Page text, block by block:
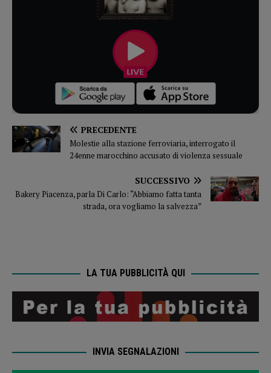
PRECEDENTE
Molestie alla stazione ferroviaria, interrogato il
24enne marocchino accusato di violenza sessuale
SUCCESSIVO
Bakery Piacenza, parla Di Carlo: “Abbiamo fatta tanta
strada, ora vogliamo la salvezza”
LA TUA PUBBLICITÀ QUI
INVIA SEGNALAZIONI